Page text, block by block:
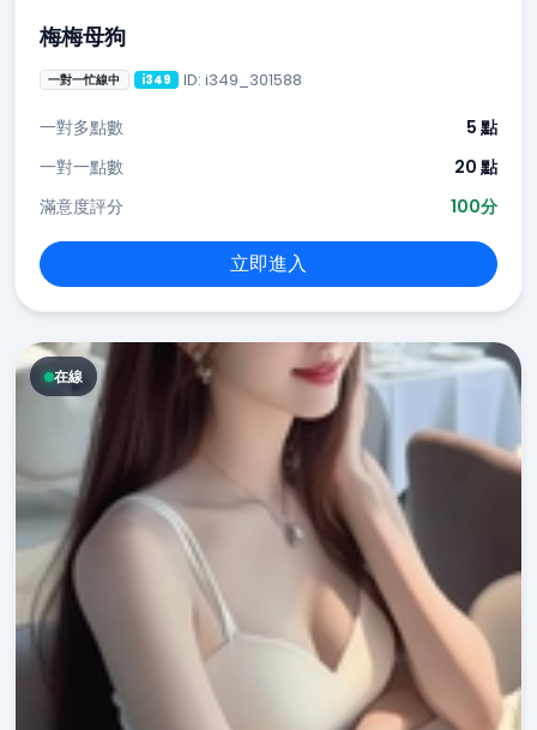
梅梅母狗
一對一忙線中 i349 ID: i349_301588
一對多點數
5 點
一對一點數
20 點
滿意度評分
100分
立即進入
在線